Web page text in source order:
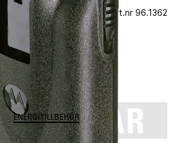
Vårt art.nr 96.1362
CT-MultiPTTs.
ENERGITILLBEHÖR